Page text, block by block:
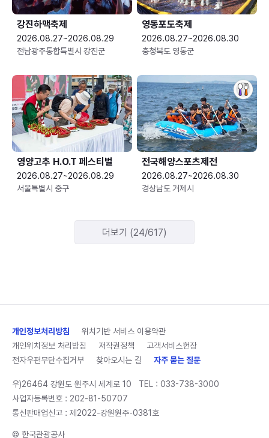
강진하맥축제
2026.08.27~2026.08.29
전남광주통합특별시 강진군
영동포도축제
2026.08.27~2026.08.30
충청북도 영동군
영양고추 H.O.T 페스티벌
2026.08.27~2026.08.29
서울특별시 중구
전국해양스포츠제전
2026.08.27~2026.08.30
경상남도 거제시
더보기 (24/617)
개인정보처리방침
위치기반 서비스 이용약관
개인위치정보 처리방침
저작권정책
고객서비스헌장
전자우편무단수집거부
찾아오시는 길 자주 묻는 질문
우)26464 강원도 원주시 세계로 10 TEL : 033-738-3000
사업자등록번호 : 202-81-50707
통신판매업신고 : 제2022-강원원주-0381호
© 한국관광공사